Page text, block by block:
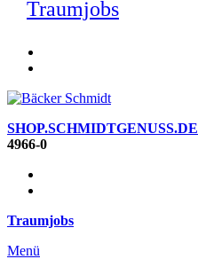
Traumjobs
SHOP.SCHMIDTGENUSS.DE
4966-0
Traumjobs
Menü